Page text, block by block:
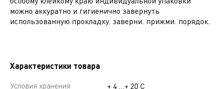
можно аккуратно и гигиенично завернуть
использованную прокладку. заверни. прижми. порядок.
Характеристики товара
Условия хранения
+ 4 …+ 20 С